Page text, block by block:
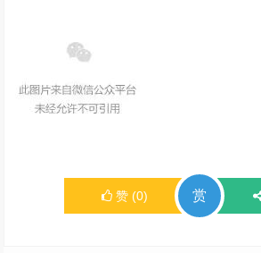
赞 (0) 赏